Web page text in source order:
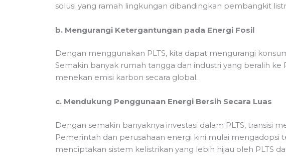
solusi yang ramah lingkungan dibandingkan pembangkit
b. Mengurangi Ketergantungan pada Energi Fosil
Dengan menggunakan PLTS, kita dapat mengurangi
Semakin banyak rumah tangga dan industri yang beralih ke
menekan emisi karbon secara global.
c. Mendukung Penggunaan Energi Bersih Secara Luas
Dengan semakin banyaknya investasi dalam PLTS, transisi
Pemerintah dan perusahaan energi kini mulai mengadopsi
menciptakan sistem kelistrikan yang lebih hijau oleh PLTS